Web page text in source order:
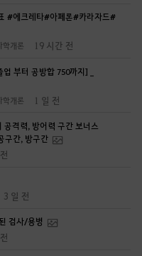
#에크레타#아페론#카라자드#
학개론 19 시간 전
부터 공방합 750까지] _
학개론 1 일 전
공격력, 방어력 구간 보너스
구간, 방구간
3 일 전
검사/용병